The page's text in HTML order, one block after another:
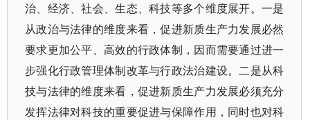
治、经济、社会、生态、科技等多个维度展开。一是
从政治与法律的维度来看，促进新质生产力发展必然
要求更加公平、高效的行政体制，因而需要通过进一
步强化行政管理体制改革与行政法治建设。二是从科
技与法律的维度来看，促进新质生产力发展必须充分
发挥法律对科技的重要促进与保障作用，同时也对科